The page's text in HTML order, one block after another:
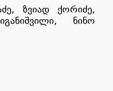
ზვიად ქორიძე,
ნინო